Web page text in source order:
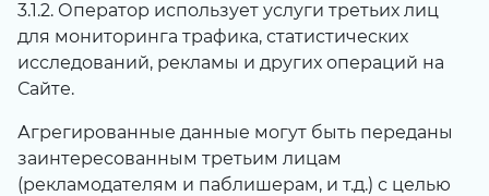
3.1.2. Оператор использует услуги третьих лиц
для мониторинга трафика, статистических
исследований, рекламы и других операций на
Сайте.
Агрегированные данные могут быть переданы
заинтересованным третьим лицам
(рекламодателям и паблишерам, и т.д.) с целью